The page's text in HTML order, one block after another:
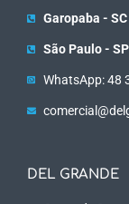
Garopaba - SC
São Paulo - SP
WhatsApp: 48
DEL GRANDE